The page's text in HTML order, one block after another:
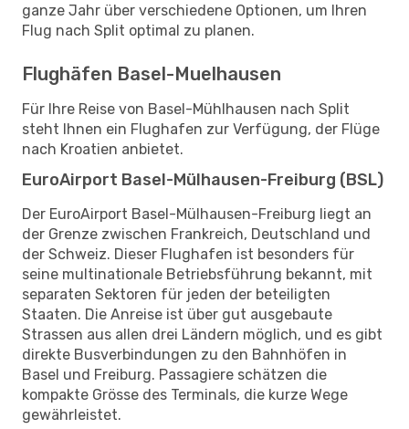
ganze Jahr über verschiedene Optionen, um Ihren
Flug nach Split optimal zu planen.
Flughäfen Basel-Muelhausen
Für Ihre Reise von Basel-Mühlhausen nach Split
steht Ihnen ein Flughafen zur Verfügung, der Flüge
nach Kroatien anbietet.
EuroAirport Basel-Mülhausen-Freiburg (BSL)
Der EuroAirport Basel-Mülhausen-Freiburg liegt an
der Grenze zwischen Frankreich, Deutschland und
der Schweiz. Dieser Flughafen ist besonders für
seine multinationale Betriebsführung bekannt, mit
separaten Sektoren für jeden der beteiligten
Staaten. Die Anreise ist über gut ausgebaute
Strassen aus allen drei Ländern möglich, und es gibt
direkte Busverbindungen zu den Bahnhöfen in
Basel und Freiburg. Passagiere schätzen die
kompakte Grösse des Terminals, die kurze Wege
gewährleistet.